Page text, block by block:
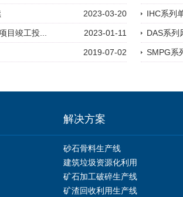
2023-03-20
目竣工投... 2023-01-11
2019-07-02
IHC系列
DAS系列
SMPG系
解决方案
砂石骨料生产线
建筑垃圾资源化利用
矿石加工破碎生产线
矿渣回收利用生产线